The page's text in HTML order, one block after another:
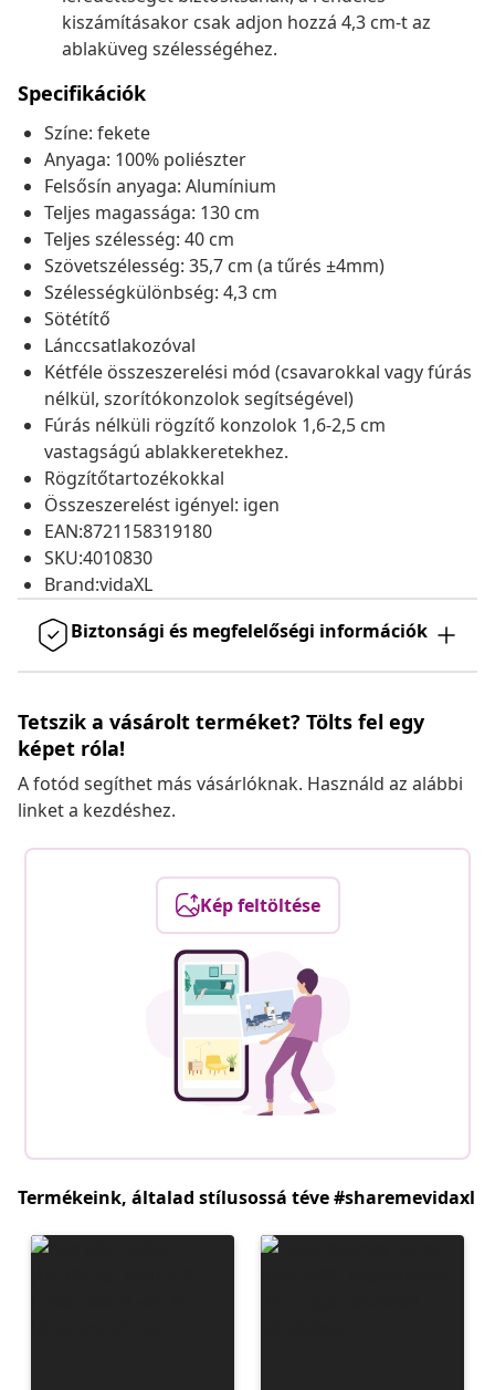
kiszámításakor csak adjon hozzá 4,3 cm-t az
ablaküveg szélességéhez.
Specifikációk
Színe: fekete
Anyaga: 100% poliészter
Felsősín anyaga: Alumínium
Teljes magassága: 130 cm
Teljes szélesség: 40 cm
Szövetszélesség: 35,7 cm (a tűrés ±4mm)
Szélességkülönbség: 4,3 cm
Sötétítő
Lánccsatlakozóval
Kétféle összeszerelési mód (csavarokkal vagy fúrás
nélkül, szorítókonzolok segítségével)
Fúrás nélküli rögzítő konzolok 1,6-2,5 cm
vastagságú ablakkeretekhez.
Rögzítőtartozékokkal
Összeszerelést igényel: igen
EAN:8721158319180
SKU:4010830
Brand:vidaXL
Biztonsági és megfelelőségi információk
Tetszik a vásárolt terméket? Tölts fel egy
képet róla!
A fotód segíthet más vásárlóknak. Használd az alábbi
linket a kezdéshez.
Kép feltöltése
Termékeink, általad stílusossá téve #sharemevidaxl